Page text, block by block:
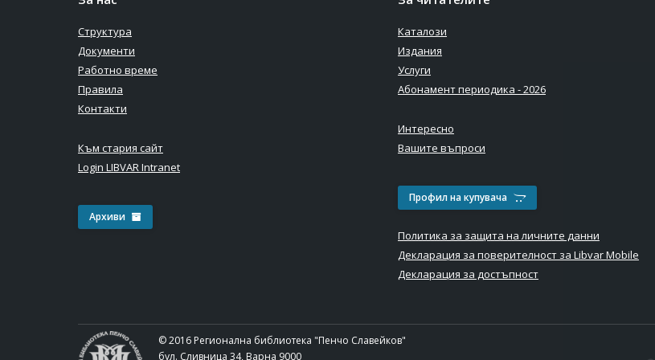
Структура
Документи
Работно време
Правила
Контакти
Към стария сайт
Login LIBVAR Intranet
Архиви
Каталози
Издания
Услуги
Абонамент периодика - 2026
Интересно
Вашите въпроси
Профил на купувача
Политика за защита на личните данни
Декларация за поверителност за Libvar Mobile
Декларация за достъпност
© 2016 Регионална библиотека "Пенчо Славейков"
бул. Сливница 34, Варна 9000